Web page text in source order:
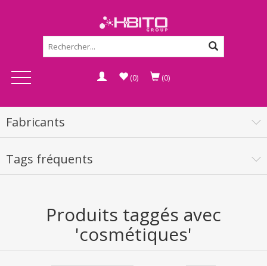
(0) (0)
Fabricants
Tags fréquents
Produits taggés avec
'cosmétiques'